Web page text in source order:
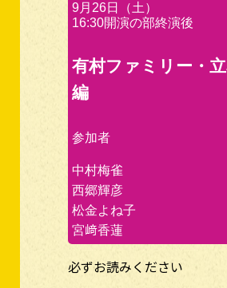
9月26日（土）
16:30開演の部終演後
有村ファミリー・
編
参加者
中村梅雀
西郷輝彦
松金よね子
宮﨑香蓮
必ずお読みください